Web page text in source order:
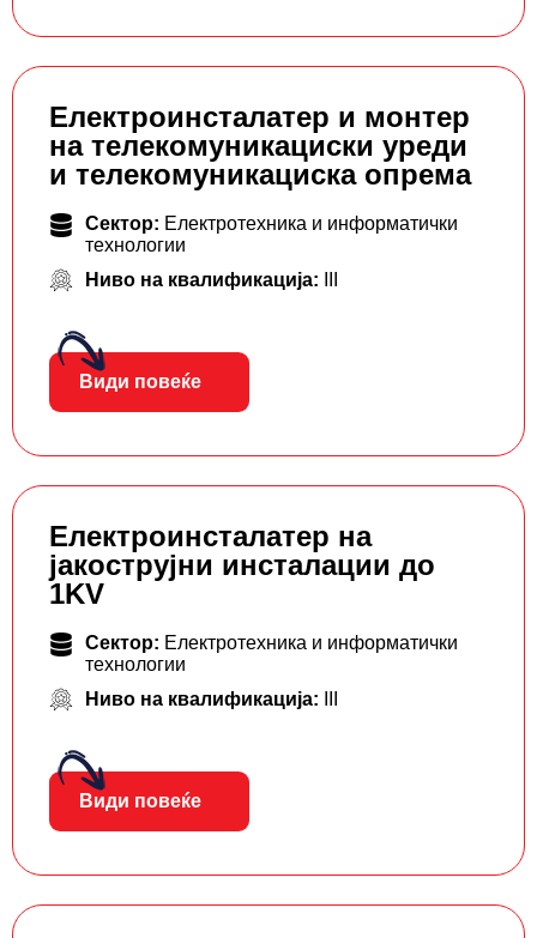
Електроинсталатер и монтер
на телекомуникациски уреди
и телекомуникациска опрема
Сектор: Електротехника и информатички
технологии
Ниво на квалификација:
Види повеќе
Електроинсталатер на
јакострујни инсталации до
1KV
Сектор: Електротехника и информатички
технологии
Ниво на квалификација:
Види повеќе